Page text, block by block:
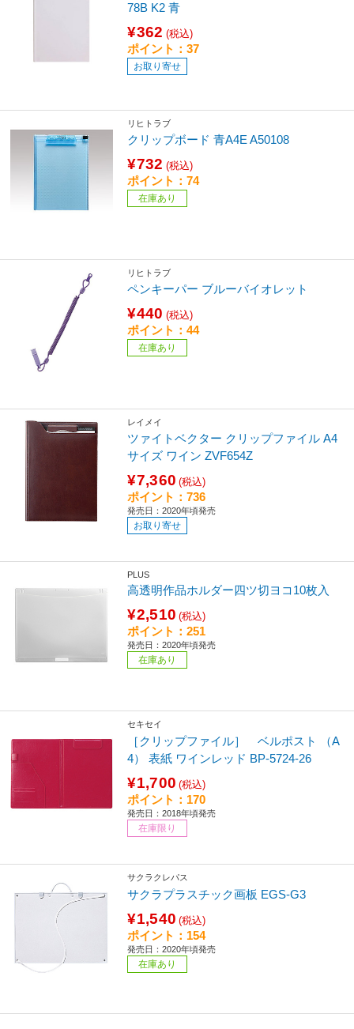
78B K2 青
¥362 (税込)
ポイント：37
お取り寄せ
リヒトラブ
クリップボード 青A4E A50108
¥732 (税込)
ポイント：74
在庫あり
リヒトラブ
ペンキーパー ブルーバイオレット
¥440 (税込)
ポイント：44
在庫あり
レイメイ
ツァイトベクター クリップファイル A4
サイズ ワイン ZVF654Z
¥7,360 (税込)
ポイント：736
発売日：2020年頃発売
お取り寄せ
PLUS
高透明作品ホルダー四ツ切ヨコ10枚入
¥2,510 (税込)
ポイント：251
発売日：2020年頃発売
在庫あり
セキセイ
［クリップファイル］ ベルポスト （A
4） 表紙 ワインレッド BP-5724-26
¥1,700 (税込)
ポイント：170
発売日：2018年頃発売
在庫限り
サクラクレパス
サクラプラスチック画板 EGS-G3
¥1,540 (税込)
ポイント：154
発売日：2020年頃発売
在庫あり